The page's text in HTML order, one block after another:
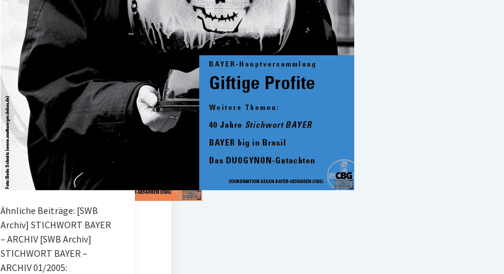
Ähnliche Beiträge: [SWB
Archiv] STICHWORT BAYER
– ARCHIV [SWB Archiv]
STICHWORT BAYER –
ARCHIV 01/2005: